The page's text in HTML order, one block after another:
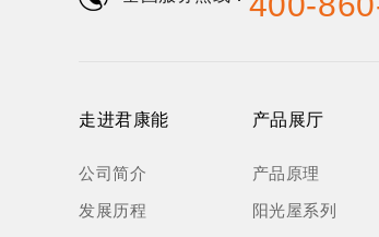
走进君康能
公司简介
发展历程
产品展厅
产品原理
阳光屋系列